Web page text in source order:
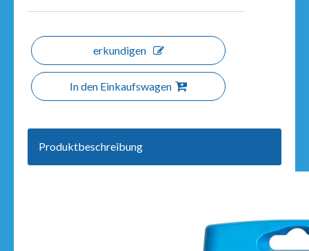
erkundigen
In den Einkaufswagen
Produktbeschreibung